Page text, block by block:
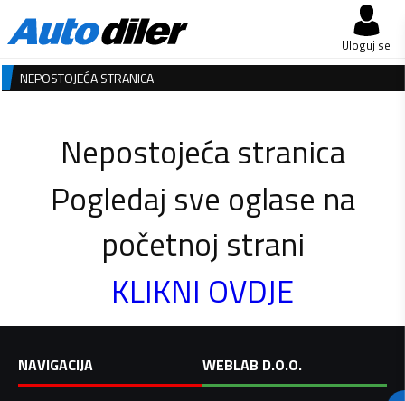
Uloguj se
NEPOSTOJEĆA STRANICA
Nepostojeća stranica
Pogledaj sve oglase na
početnoj strani
KLIKNI OVDJE
NAVIGACIJA
WEBLAB D.O.O.